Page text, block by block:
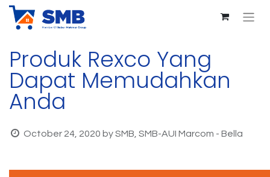
Produk Rexco Yang
Dapat Memudahkan
Anda
October 24, 2020 bySMB, SMB-AUI Marcom - Bella